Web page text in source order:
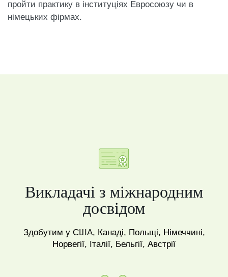
пройти практику в інституціях Евросоюзу чи в
німецьких фірмах.
Викладачі з міжнародним
досвідом
Здобутим у США, Канаді, Польщі, Німеччині,
Норвегії, Італії, Бельгії, Австрії